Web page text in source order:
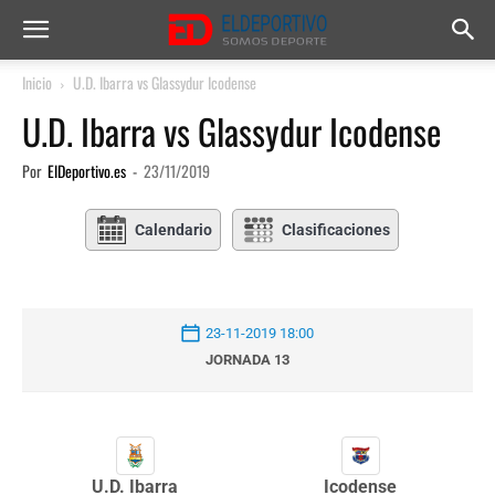
Inicio U.D. Ibarra vs Glassydur Icodense
U.D. Ibarra vs Glassydur Icodense
Por ElDeportivo.es - 23/11/2019
Calendario Clasificaciones
23-11-2019 18:00
JORNADA 13
U.D. Ibarra Icodense